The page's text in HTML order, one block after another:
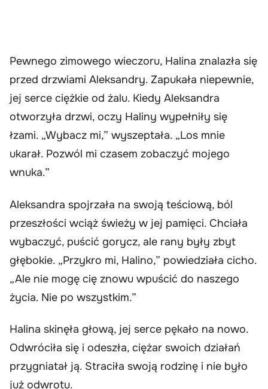
Pewnego zimowego wieczoru, Halina znalazła się
przed drzwiami Aleksandry. Zapukała niepewnie,
jej serce ciężkie od żalu. Kiedy Aleksandra
otworzyła drzwi, oczy Haliny wypełniły się
łzami. „Wybacz mi,” wyszeptała. „Los mnie
ukarał. Pozwól mi czasem zobaczyć mojego
wnuka.”
Aleksandra spojrzała na swoją teściową, ból
przeszłości wciąż świeży w jej pamięci. Chciała
wybaczyć, puścić gorycz, ale rany były zbyt
głębokie. „Przykro mi, Halino,” powiedziała cicho.
„Ale nie mogę cię znowu wpuścić do naszego
życia. Nie po wszystkim.”
Halina skinęła głową, jej serce pękało na nowo.
Odwróciła się i odeszła, ciężar swoich działań
przygniatał ją. Straciła swoją rodzinę i nie było
już odwrotu.